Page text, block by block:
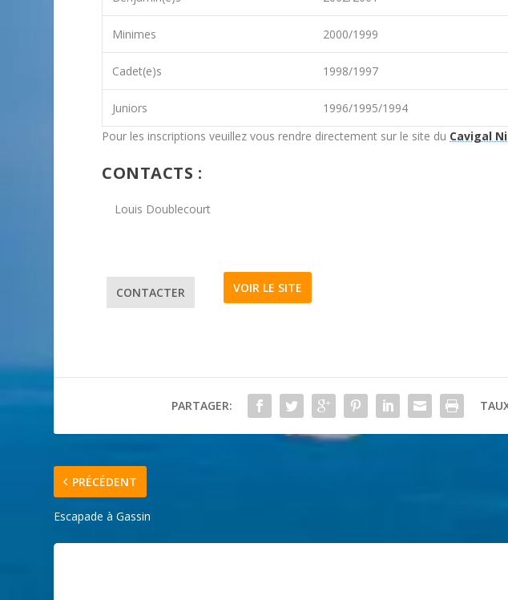
Minimes 2000/1999
Cadet(e)s 1998/1997
Juniors 1996/1995/1994
Pour les inscriptions veuillez vous rendre directement sur le site du Cavigal
CONTACTS :
Louis Doublecourt
CONTACTER VOIR LE SITE
PARTAGER:
PRÉCÉDENT
Escapade à Gassin